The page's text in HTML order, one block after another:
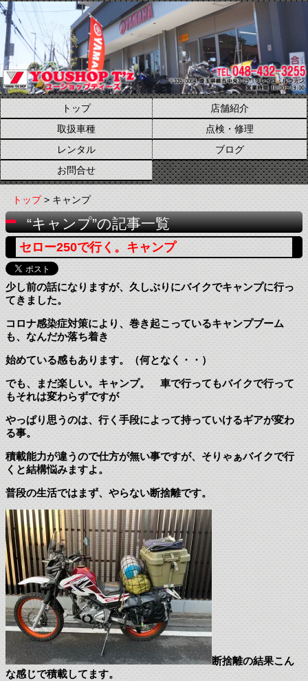
トップ
店舗紹介
取扱車種
点検・修理
レンタル
ブログ
お問合せ
トップ> キャンプ
“キャンプ”の記事一覧
セロー250で行く。キャンプ
少し前の話になりますが、久しぶりにバイクでキャンプに行っ
てきました。
コロナ感染症対策により、巻き起こっているキャンプブーム
も、なんだか落ち着き
始めている感もあります。（何となく・・）
でも、まだ楽しい。キャンプ。 車で行ってもバイクで行って
もそれは変わらずですが
やっぱり思うのは、行く手段によって持っていけるギアが変わ
る事。
積載能力が違うので仕方が無い事ですが、そりゃぁバイクで行
くと結構悩みますよ。
普段の生活ではまず、やらない断捨離です。
断捨離の結果こん
な感じで積載してます。